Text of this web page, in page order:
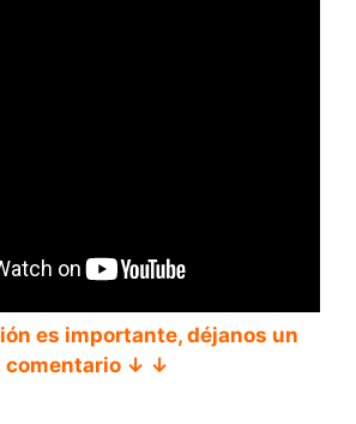
es importante, déjanos un
comentario ↓ ↓